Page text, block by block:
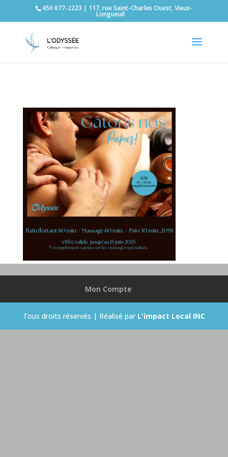
450 677-2223 | 117, rue Saint-Charles Ouest, Vieux-
Longueuil
Mon Compte
Tous droits réservés | Réalisé par L'impact Local INC